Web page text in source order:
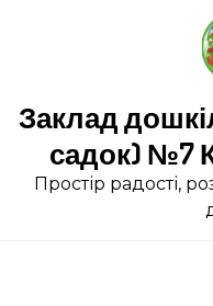
Заклад
садок) №7
Простір радості,